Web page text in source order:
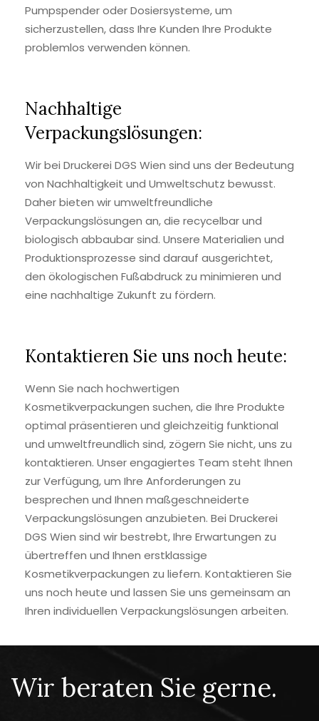
Pumpspender oder Dosiersysteme, um
sicherzustellen, dass Ihre Kunden Ihre Produkte
problemlos verwenden können.
Nachhaltige
Verpackungslösungen:
Wir bei Druckerei DGS Wien sind uns der Bedeutung
von Nachhaltigkeit und Umweltschutz bewusst.
Daher bieten wir umweltfreundliche
Verpackungslösungen an, die recycelbar und
biologisch abbaubar sind. Unsere Materialien und
Produktionsprozesse sind darauf ausgerichtet,
den ökologischen Fußabdruck zu minimieren und
eine nachhaltige Zukunft zu fördern.
Kontaktieren Sie uns noch heute:
Wenn Sie nach hochwertigen
Kosmetikverpackungen suchen, die Ihre Produkte
optimal präsentieren und gleichzeitig funktional
und umweltfreundlich sind, zögern Sie nicht, uns zu
kontaktieren. Unser engagiertes Team steht Ihnen
zur Verfügung, um Ihre Anforderungen zu
besprechen und Ihnen maßgeschneiderte
Verpackungslösungen anzubieten. Bei Druckerei
DGS Wien sind wir bestrebt, Ihre Erwartungen zu
übertreffen und Ihnen erstklassige
Kosmetikverpackungen zu liefern. Kontaktieren Sie
uns noch heute und lassen Sie uns gemeinsam an
Ihren individuellen Verpackungslösungen arbeiten.
Wir beraten Sie gerne.